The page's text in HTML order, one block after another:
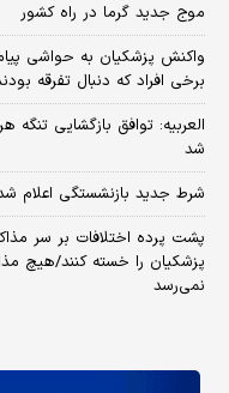
موج جدید گرما در راه کشور
واکنش پزشکیان به حواشی
برخی افراد که دنبال تفرقه
شد
شرط جدید بازنشستگی اعلام
پشت پرده اختلافات بر سر
پزشکیان را خسته کنند/هیچ
نمی‌رسد